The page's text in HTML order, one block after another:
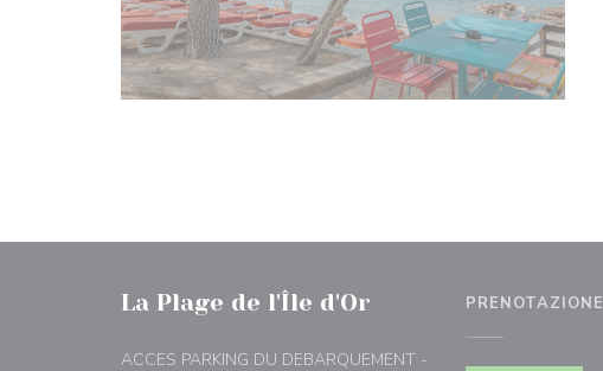
La Plage de l'Île d'Or
ACCES PARKING DU DEBARQUEMENT -
PRENOTAZIONE